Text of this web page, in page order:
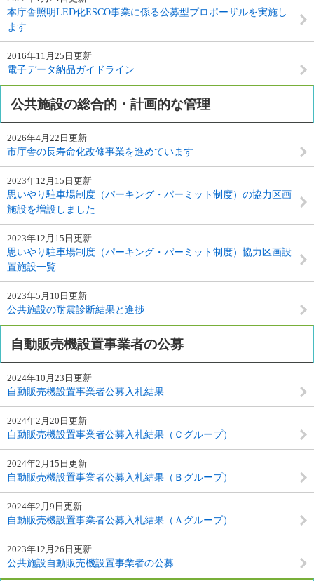
本庁舎照明LED化ESCO事業に係る公募型プロポーザルを実施し
ます
2016年11月25日更新
電子データ納品ガイドライン
公共施設の総合的・計画的な管理
2026年4月22日更新
市庁舎の長寿命化改修事業を進めています
2023年12月15日更新
思いやり駐車場制度（パーキング・パーミット制度）の協力区画
施設を増設しました
2023年12月15日更新
思いやり駐車場制度（パーキング・パーミット制度）協力区画設
置施設一覧
2023年5月10日更新
公共施設の耐震診断結果と進捗
自動販売機設置事業者の公募
2024年10月23日更新
自動販売機設置事業者公募入札結果
2024年2月20日更新
自動販売機設置事業者公募入札結果（Ｃグループ）
2024年2月15日更新
自動販売機設置事業者公募入札結果（Ｂグループ）
2024年2月9日更新
自動販売機設置事業者公募入札結果（Ａグループ）
2023年12月26日更新
公共施設自動販売機設置事業者の公募